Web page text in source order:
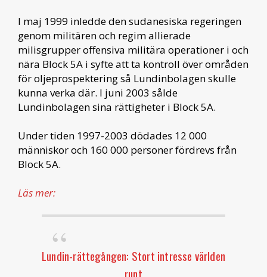
I maj 1999 inledde den sudanesiska regeringen
genom militären och regim allierade
milisgrupper offensiva militära operationer i och
nära Block 5A i syfte att ta kontroll över områden
för oljeprospektering så Lundinbolagen skulle
kunna verka där. I juni 2003 sålde
Lundinbolagen sina rättigheter i Block 5A.
Under tiden 1997-2003 dödades 12 000
människor och 160 000 personer fördrevs från
Block 5A.
Läs mer:
Lundin-rättegången: Stort intresse världen
runt